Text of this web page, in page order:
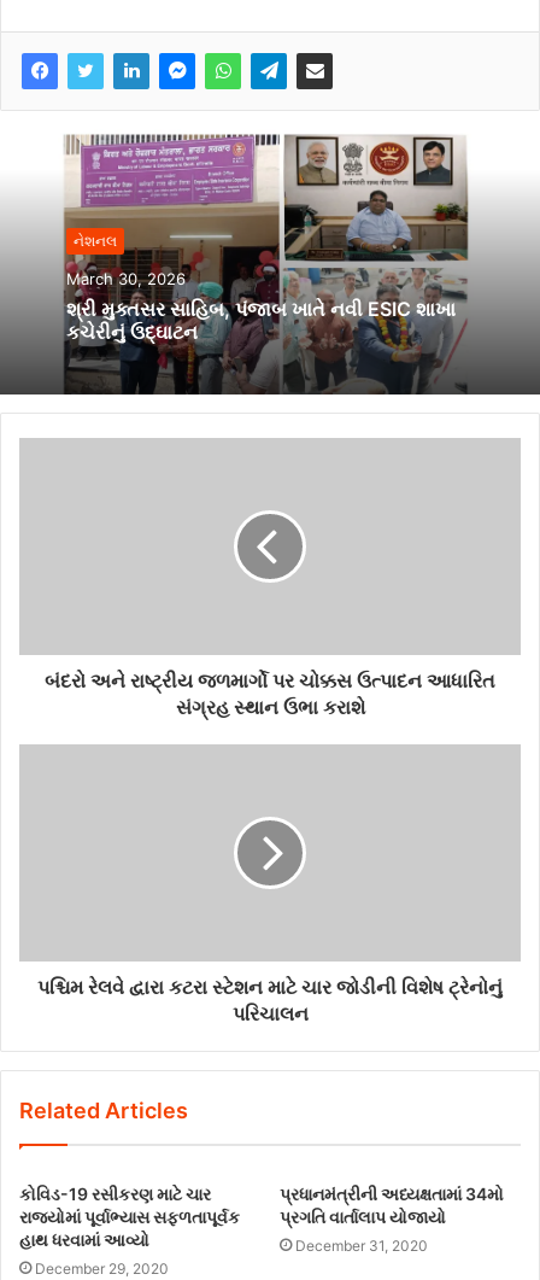
નેશનલ
March 30, 2026
શ્રી મુક્તસર સાહિબ, પંજાબ ખાતે નવી ESIC શાખા
કચેરીનું ઉદ્ઘાટન
બંદરો અને રાષ્ટ્રીય જળમાર્ગો પર ચોક્કસ ઉત્પાદન આધારિત
સંગ્રહ સ્થાન ઉભા કરાશે
પશ્ચિમ રેલવે દ્વારા કટરા સ્ટેશન માટે ચાર જોડીની વિશેષ ટ્રેનોનું
પરિચાલન
Related Articles
કોવિડ-19 રસીકરણ માટે ચાર
રાજ્યોમાં પૂર્વાભ્યાસ સફળતાપૂર્વક
હાથ ધરવામાં આવ્યો
December 29, 2020
પ્રધાનમંત્રીની અધ્યક્ષતામાં 34મો
પ્રગતિ વાર્તાલાપ યોજાયો
December 31, 2020